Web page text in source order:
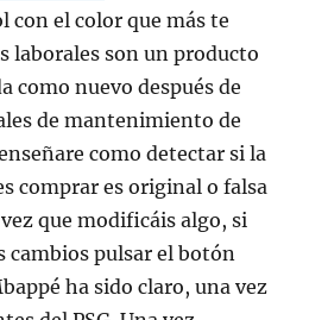
con el color que más te
laborales son un producto
como nuevo después de
de mantenimiento de
como detectar si la
comprar es original o falsa
que modificáis algo, si
cambios pulsar el botón
ha sido claro, una vez